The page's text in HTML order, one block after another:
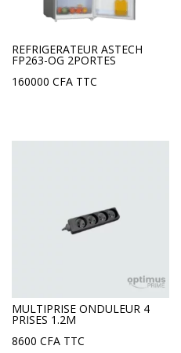
REFRIGERATEUR ASTECH
FP263-OG 2PORTES
160000 CFA TTC
MULTIPRISE ONDULEUR 4
PRISES 1.2M
8600 CFA TTC